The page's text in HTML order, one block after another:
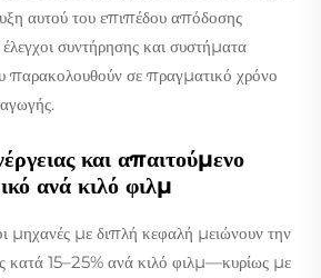
αυτού του επιπέδου απόδοσης
έλεγχοι συντήρησης και συστήματα
σε πραγματικό χρόνο
και απαιτούμενο
ανά κιλό φιλμ
μηχανές με διπλή κεφαλή μειώνουν την
κατά 15–25% ανά κιλό φιλμ—κυρίως με